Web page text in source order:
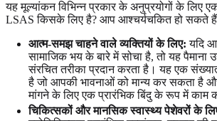
यह मूल्यांकन विभिन्न प्रकार के अनुप्रयोगों के लिए
LSAS किसके लिए है? आप आश्चर्यचकित हो सकते
आत्म-समझ चाहने वाले व्यक्तियों के लिए: यदि
सामाजिक भय के बारे में सोचा है, तो यह पैमाना
संरचित तरीका प्रदान करता है। यह एक
है जो आपकी भावनाओं को मान्य कर सकता है
मांगने के लिए एक प्रारंभिक बिंदु के रूप में काम
चिकित्सकों और मानसिक स्वास्थ्य पेशेवरों के